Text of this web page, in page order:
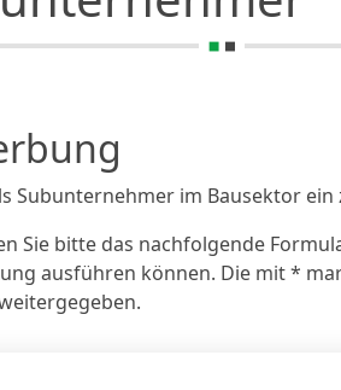
Subunternehmer im Bausektor
Sie bitte das nachfolgende
ausführen können. Die mit *